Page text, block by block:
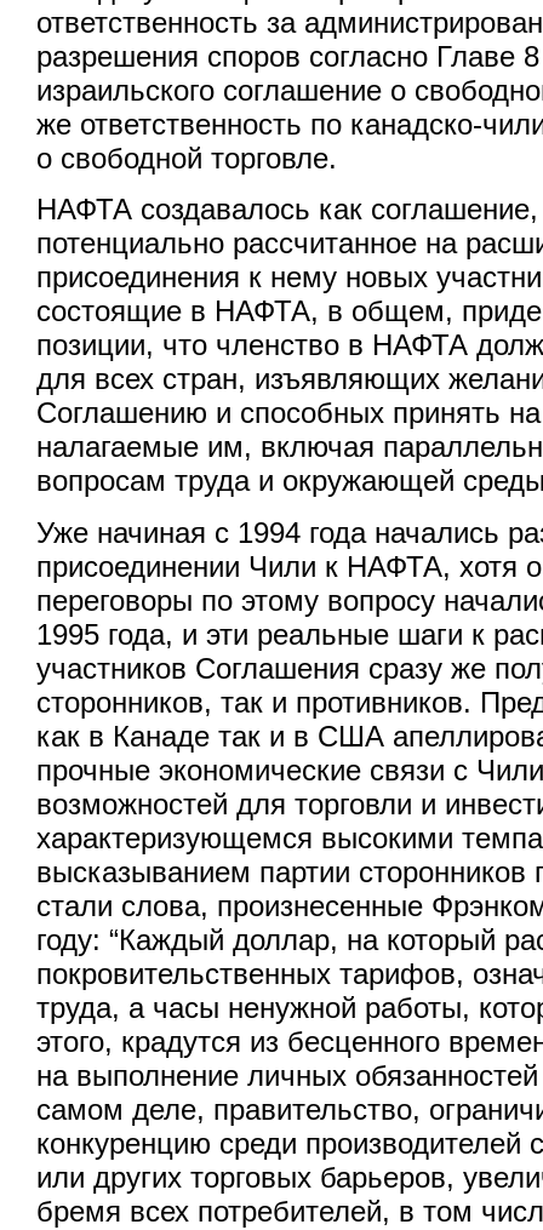
ответственность за
разрешения споров согласно Главе
израильского соглашение о
же ответственность по канадско-
о свободной торговле.
НАФТА создавалось как
потенциально рассчитанное на
присоединения к нему новых
состоящие в НАФТА, в общем,
позиции, что членство в НАФТА
для всех стран, изъявляющих
Соглашению и способных принять на
налагаемые им, включая
вопросам труда и окружающей
Уже начиная с 1994 года начались
присоединении Чили к НАФТА, хотя
переговоры по этому вопросу
1995 года, и эти реальные шаги к
участников Соглашения сразу же
сторонников, так и противников.
как в Канаде так и в США
прочные экономические связи с
возможностей для торговли и
характеризующемся высокими
высказыванием партии сторонников
стали слова, произнесенные
году: “Каждый доллар, на который
покровительственных тарифов,
труда, а часы ненужной работы,
этого, крадутся из бесценного
на выполнение личных
самом деле, правительство,
конкуренцию среди
или других торговых барьеров,
бремя всех потребителей, в том